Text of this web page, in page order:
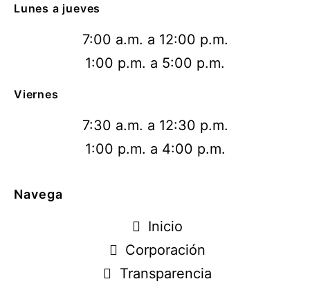
Lunes a jueves
7:00 a.m. a 12:00 p.m.
1:00 p.m. a 5:00 p.m.
Viernes
7:30 a.m. a 12:30 p.m.
1:00 p.m. a 4:00 p.m.
Navega
Inicio
Corporación
Transparencia